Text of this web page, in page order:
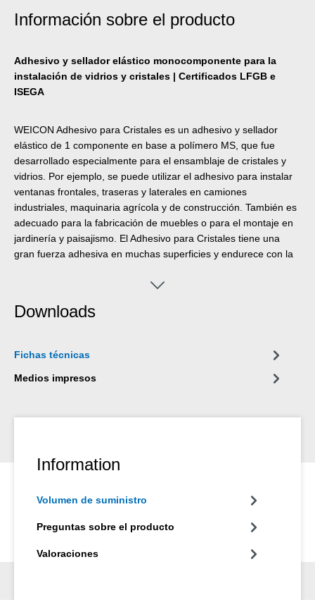
Información sobre el producto
Adhesivo y sellador elástico monocomponente para la
instalación de vidrios y cristales | Certificados LFGB e
ISEGA
WEICON Adhesivo para Cristales es un adhesivo y sellador
elástico de 1 componente en base a polímero MS, que fue
desarrollado especialmente para el ensamblaje de cristales y
vidrios. Por ejemplo, se puede utilizar el adhesivo para instalar
ventanas frontales, traseras y laterales en camiones
industriales, maquinaria agrícola y de construcción. También es
adecuado para la fabricación de muebles o para el montaje en
jardinería y paisajismo. El Adhesivo para Cristales tiene una
gran fuerza adhesiva en muchas superficies y endurece con la
envejecimiento y buena estabilidad UV. Es apto para el relleno
diluyentes.
Downloads
Fichas técnicas
Medios impresos
Information
Volumen de suministro
Preguntas sobre el producto
Valoraciones